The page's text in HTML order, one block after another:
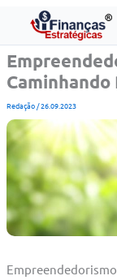
conteúdo
Redação/26.09.2023